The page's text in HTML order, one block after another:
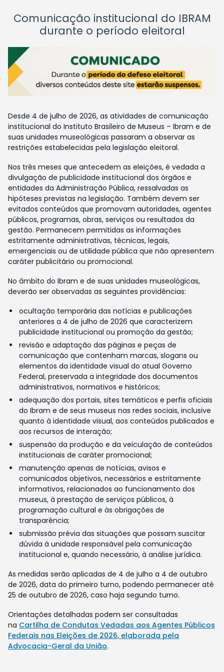
Comunicação institucional do IBRAM
durante o período eleitoral
Desde 4 de julho de 2026, as atividades de comunicação
institucional do Instituto Brasileiro de Museus – Ibram e de
suas unidades museológicas passaram a observar as
restrições estabelecidas pela legislação eleitoral.
Nos três meses que antecedem as eleições, é vedada a
divulgação de publicidade institucional dos órgãos e
entidades da Administração Pública, ressalvadas as
hipóteses previstas na legislação. Também devem ser
evitados conteúdos que promovam autoridades, agentes
públicos, programas, obras, serviços ou resultados da
gestão. Permanecem permitidas as informações
estritamente administrativas, técnicas, legais,
emergenciais ou de utilidade pública que não apresentem
caráter publicitário ou promocional.
No âmbito do Ibram e de suas unidades museológicas,
deverão ser observadas as seguintes providências:
ocultação temporária das notícias e publicações
anteriores a 4 de julho de 2026 que caracterizem
publicidade institucional ou promoção da gestão;
revisão e adaptação das páginas e peças de
comunicação que contenham marcas, slogans ou
elementos da identidade visual do atual Governo
Federal, preservada a integridade dos documentos
administrativos, normativos e históricos;
adequação dos portais, sites temáticos e perfis oficiais
do Ibram e de seus museus nas redes sociais, inclusive
quanto à identidade visual, aos conteúdos publicados e
aos recursos de interação;
suspensão da produção e da veiculação de conteúdos
institucionais de caráter promocional;
manutenção apenas de notícias, avisos e
comunicados objetivos, necessários e estritamente
informativos, relacionados ao funcionamento dos
museus, à prestação de serviços públicos, à
programação cultural e às obrigações de
transparência;
submissão prévia das situações que possam suscitar
dúvida à unidade responsável pela comunicação
institucional e, quando necessário, à análise jurídica.
As medidas serão aplicadas de 4 de julho a 4 de outubro
de 2026, data do primeiro turno, podendo permanecer até
25 de outubro de 2026, caso haja segundo turno.
Orientações detalhadas podem ser consultadas
na Cartilha de Condutas Vedadas aos Agentes Públicos
Federais nas Eleições de 2026, elaborada pela
Advocacia-Geral da União.